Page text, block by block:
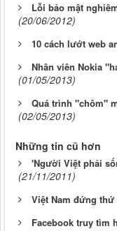
Lỗi bảo mật
(20/06/2012)
10 cách lướt web
Nhân viên Nokia
(01/05/2013)
Quá trình "chôm"
(02/05/2013)
Những tin cũ hơn
'Người Việt phải
(21/11/2011)
Việt Nam đứng
Facebook truy tìm